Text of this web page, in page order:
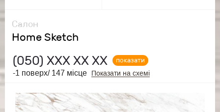
Салон
Home Sketch
(050) ХХХ ХХ ХХ
показати
-1 поверх/ 147 місце
Показати на схемі